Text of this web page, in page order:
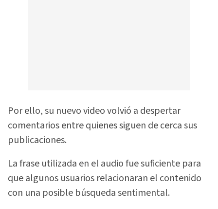
Por ello, su nuevo video volvió a despertar
comentarios entre quienes siguen de cerca sus
publicaciones.
La frase utilizada en el audio fue suficiente para
que algunos usuarios relacionaran el contenido
con una posible búsqueda sentimental.